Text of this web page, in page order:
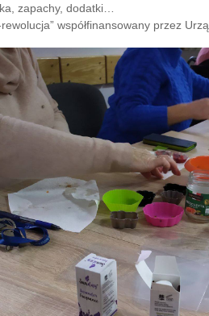
zapachy, dodatki…
współfinansowany przez